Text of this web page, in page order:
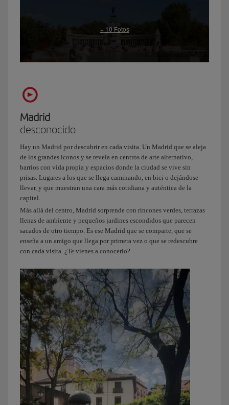
Madrid
desconocido
Hay un Madrid por descubrir en cada visita. Un Madrid que se aleja
de los grandes iconos y se revela en centros de arte alternativo,
barrios con vida propia y espacios donde la ciudad se vive sin
prisas. Lugares a los que se llega caminando, en bici o dejándose
llevar, y que muestran una cara más cotidiana y auténtica de la
capital.
Más allá del centro, Madrid sorprende con rincones verdes, terrazas
llenas de ambiente y pequeños jardines escondidos que parecen
sacados de otro tiempo. Es ese Madrid que se comparte, que se
enseña a un amigo que llega por primera vez o que se redescubre
con cada visita. ¿Te vienes a conocerlo?
A
lo
mejor
me
escuchas
cuando
aterrices,
pero
bueno,
te
voy
contando,